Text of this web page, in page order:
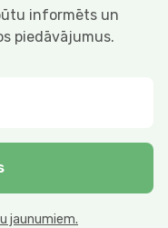
informēts un
piedāvājumus.
jaunumiem.